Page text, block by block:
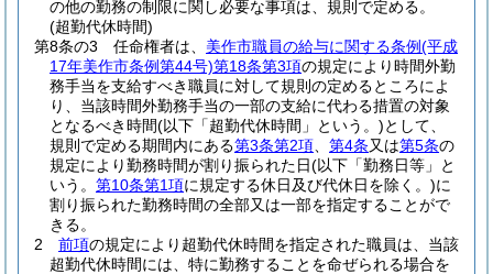
の他の勤務の制限に関し必要な事項は、規則で定める。
(超勤代休時間)
第8条の3
任命権者は、 美作市職員の給与に関する条例(平成
17年美作市条例第44号)第18条第3項の規定により時間外勤
務手当を支給すべき職員に対して規則の定めるところによ
り、当該時間外勤務手当の一部の支給に代わる措置の対象
となるべき時間(以下「超勤代休時間」という。)として、
規則で定める期間内にある第3条第2項 第4条又は第5条の
規定により勤務時間が割り振られた日(以下「勤務日等」と
いう。 第10条第1項に規定する休日及び代休日を除く。)に
割り振られた勤務時間の全部又は一部を指定することがで
きる。
2
前項の規定により超勤代休時間を指定された職員は、当該
超勤代休時間には、特に勤務することを命ぜられる場合を